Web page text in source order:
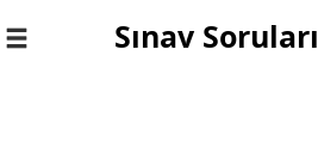
Toggle
Sınav Soruları